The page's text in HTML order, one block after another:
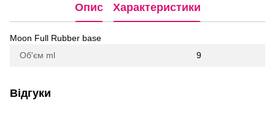
Опис Характеристики
Moon Full Rubber base
Об'єм ml
9
Відгуки